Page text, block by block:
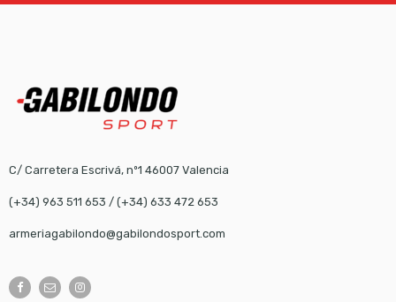
C/ Carretera Escrivá, nº1 46007 Valencia
(+34) 963 511 653 / (+34) 633 472 653
armeriagabilondo@gabilondosport.com